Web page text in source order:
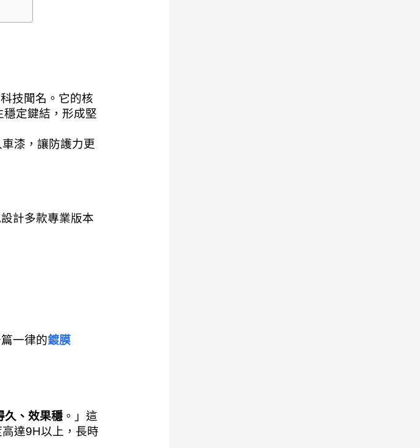
技聞名。它的核
定鍵結，形成堅
漆，讓防護力更
計多款專業版本
一律的鍍膜
久、效果穩。」這
達9H以上，長時